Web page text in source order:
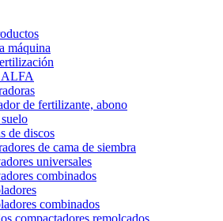
máquina
de fertilizante, abono
de discos
de cama de siembra
universales
combinados
combinados
compactadores remolcados